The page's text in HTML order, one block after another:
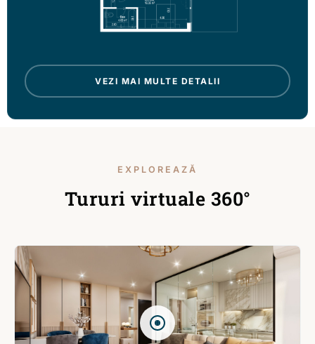
VEZI MAI MULTE DETALII
EXPLOREAZĂ
Tururi virtuale 360°